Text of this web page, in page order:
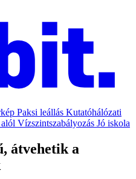
Paksi leállás Kutatóhálózati
Vízszintszabályozás Jó iskola
átvehetik a